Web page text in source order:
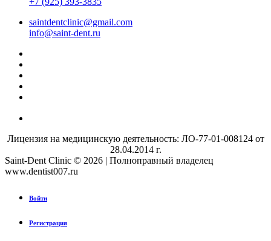
saintdentclinic@gmail.com
info@saint-dent.ru
Лицензия на медицинскую деятельность: ЛО-77-01-008124 от
28.04.2014 г.
Saint-Dent Clinic © 2026 | Полноправный владелец
www.dentist007.ru
Войти
Регистрация